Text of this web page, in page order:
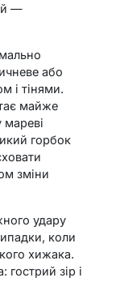
—
або
і тінями.
майже
горбок
зміни
удару
коли
хижака.
гострий зір і